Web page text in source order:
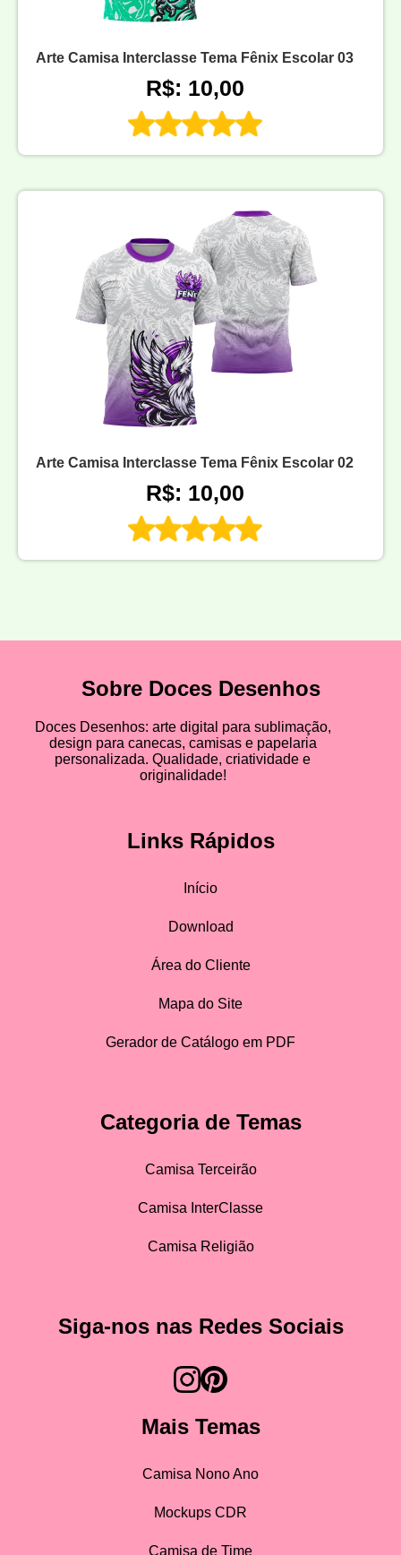
Arte Camisa Interclasse Tema Fênix Escolar 03
R$: 10,00
Arte Camisa Interclasse Tema Fênix Escolar 02
R$: 10,00
Sobre Doces Desenhos
Doces Desenhos: arte digital para sublimação,
design para canecas, camisas e papelaria
personalizada. Qualidade, criatividade e
originalidade!
Links Rápidos
Início
Download
Área do Cliente
Mapa do Site
Gerador de Catálogo em PDF
Categoria de Temas
Camisa Terceirão
Camisa InterClasse
Camisa Religião
Siga-nos nas Redes Sociais
Mais Temas
Camisa Nono Ano
Mockups CDR
Camisa de Time